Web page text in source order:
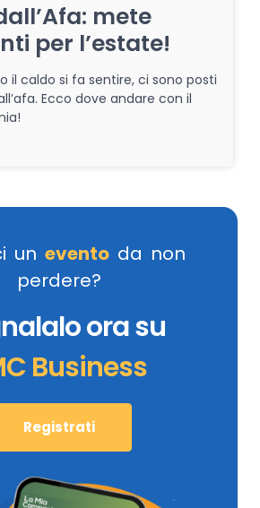
mete
per l’estate!
il caldo si fa sentire, ci sono posti
Ecco dove andare con il
un evento da non
perdere?
ora su
Business
Registrati